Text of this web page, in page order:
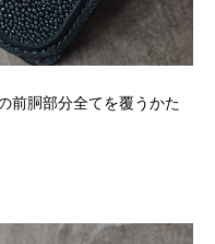
前胴部分全てを覆うかた